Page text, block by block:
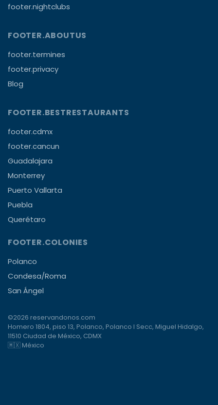
footer.nightclubs
FOOTER.ABOUTUS
footer.termines
footer.privacy
Blog
FOOTER.BESTRESTAURANTS
footer.cdmx
footer.cancun
Guadalajara
Monterrey
Puerto Vallarta
Puebla
Querétaro
FOOTER.COLONIES
Polanco
Condesa/Roma
San Ángel
©2026 reservandonos.com
Homero 1804, piso 13, Polanco, Polanco I Secc, Miguel Hidalgo,
11510 Ciudad de México, CDMX
🇲🇽 México